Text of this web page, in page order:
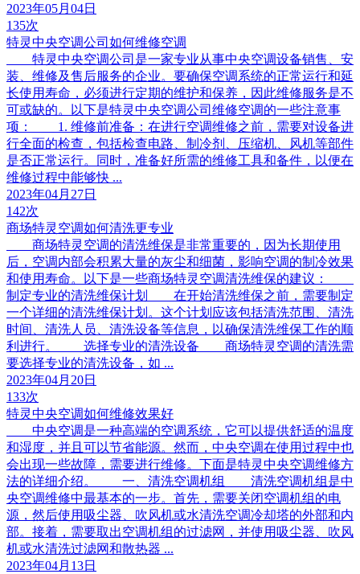
2023年05月04日
135次
特灵中央空调公司如何维修空调
特灵中央空调公司是一家专业从事中央空调设备销售、安
装、维修及售后服务的企业。要确保空调系统的正常运行和延
长使用寿命，必须进行定期的维护和保养，因此维修服务是不
可或缺的。以下是特灵中央空调公司维修空调的一些注意事
项： 1. 维修前准备：在进行空调维修之前，需要对设备进
行全面的检查，包括检查电路、制冷剂、压缩机、风机等部件
是否正常运行。同时，准备好所需的维修工具和备件，以便在
维修过程中能够快 ...
2023年04月27日
142次
商场特灵空调如何清洗更专业
商场特灵空调的清洗维保是非常重要的，因为长期使用
后，空调内部会积累大量的灰尘和细菌，影响空调的制冷效果
和使用寿命。以下是一些商场特灵空调清洗维保的建议：
制定专业的清洗维保计划 在开始清洗维保之前，需要制定
一个详细的清洗维保计划。这个计划应该包括清洗范围、清洗
时间、清洗人员、清洗设备等信息，以确保清洗维保工作的顺
利进行。 选择专业的清洗设备 商场特灵空调的清洗需
要选择专业的清洗设备，如 ...
2023年04月20日
133次
特灵中央空调如何维修效果好
中央空调是一种高端的空调系统，它可以提供舒适的温度
和湿度，并且可以节省能源。然而，中央空调在使用过程中也
会出现一些故障，需要进行维修。下面是特灵中央空调维修方
法的详细介绍。 一、清洗空调机组 清洗空调机组是中
央空调维修中最基本的一步。首先，需要关闭空调机组的电
源，然后使用吸尘器、吹风机或水清洗空调冷却塔的外部和内
部。接着，需要取出空调机组的过滤网，并使用吸尘器、吹风
机或水清洗过滤网和散热器 ...
2023年04月13日